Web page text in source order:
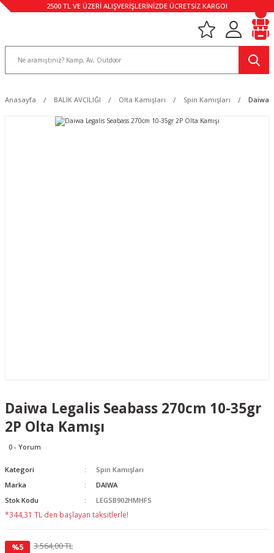
2500 TL VE ÜZERİ ALIŞVERİŞLERİNİZDE ÜCRETSİZ KARGO!
Anasayfa BALIK AVCILIĞI Olta Kamışları Spin Kamışları Daiwa
Daiwa Legalis Seabass 270cm 10-35gr
2P Olta Kamışı
0 - Yorum
Kategori
Spin Kamışları
Marka
DAIWA
Stok Kodu
LEGSB902HMHFS
*344,31 TL den başlayan taksitlerle!
%5 3.564,00 TL